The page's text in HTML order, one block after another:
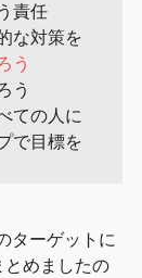
責任
う
ての人に
で目標を
ターゲットに
めましたの